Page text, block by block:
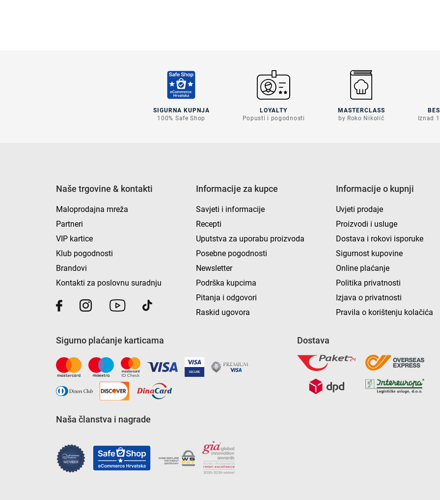
SIGURNA KUPNJA
100% Safe Shop
LOYALTY
Popusti i pogodnosti
MASTERCLASS
by Roko Nikolić
Iznad
Naše trgovine & kontakti
Maloprodajna mreža
Partneri
VIP kartice
Klub pogodnosti
Brandovi
Kontakti za poslovnu suradnju
Informacije za kupce
Savjeti i informacije
Recepti
Uputstva za uporabu proizvoda
Posebne pogodnosti
Newsletter
Podrška kupcima
Pitanja i odgovori
Raskid ugovora
Informacije o kupnji
Uvjeti prodaje
Proizvodi i usluge
Dostava i rokovi isporuke
Sigurnost kupovine
Online plaćanje
Politika privatnosti
Izjava o privatnosti
Pravila o korištenju kolačića
Sigurno plaćanje karticama
Naša članstva i nagrade
Dostava